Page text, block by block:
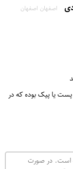
اصفهان اصفهان
پست یا پیک بوده که در
است. در صورت